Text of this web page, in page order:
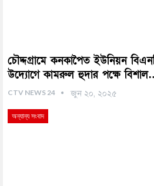
চৌদ্দগ্রামে কনকাপৈত ইউনিয়ন
উদ্যোগে কামরুল হুদার পক্ষে
CTV NEWS 24 জুন ২০, ২০২৫
অন্যান্য সংবাদ